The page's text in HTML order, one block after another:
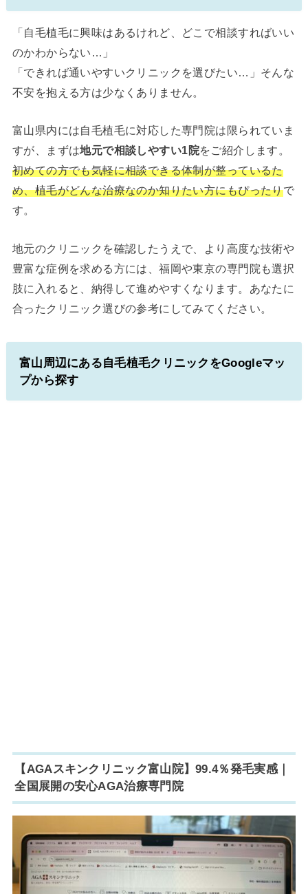
「自毛植毛に興味はあるけれど、どこで相談すればいい
のかわからない…」
「できれば通いやすいクリニックを選びたい…」そんな
不安を抱える方は少なくありません。
富山県内には自毛植毛に対応した専門院は限られていま
すが、まずは地元で相談しやすい1院をご紹介します。
初めての方でも気軽に相談できる体制が整っているた
め、植毛がどんな治療なのか知りたい方にもぴったりで
す。
地元のクリニックを確認したうえで、より高度な技術や
豊富な症例を求める方には、福岡や東京の専門院も選択
肢に入れると、納得して進めやすくなります。あなたに
合ったクリニック選びの参考にしてみてください。
富山周辺にある自毛植毛クリニックをGoogleマッ
プから探す
【AGAスキンクリニック富山院】99.4％発毛実感｜
全国展開の安心AGA治療専門院